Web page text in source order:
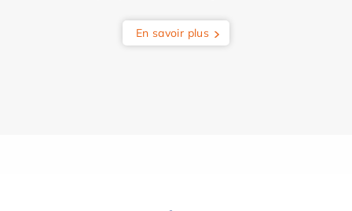
En savoir plus